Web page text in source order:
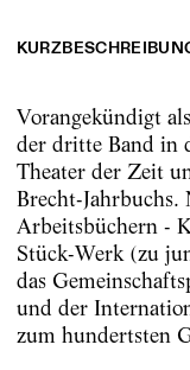
Vorangekündigt
der dritte Band in
Theater der Zeit
Brecht-Jahrbuchs.
Arbeitsbüchern -
Stück-Werk (zu
das
und der
zum hundertsten